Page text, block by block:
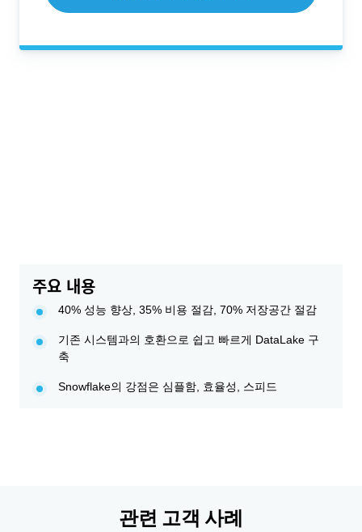
주요 내용
40% 성능 향상, 35% 비용 절감, 70% 저장공간 절감
기존 시스템과의 호환으로 쉽고 빠르게 DataLake 구
축
Snowflake의 강점은 심플함, 효율성, 스피드
관련 고객 사례